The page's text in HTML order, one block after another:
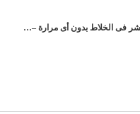
فى الخلاط بدون أى مرارة –…